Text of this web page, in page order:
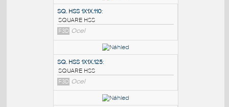
PODOBNÉ BLOKY:
SQ.HSS 7X7X.375:
SQUARE HSS
F3D Ocel
SQ. HSS 1X1X.110: